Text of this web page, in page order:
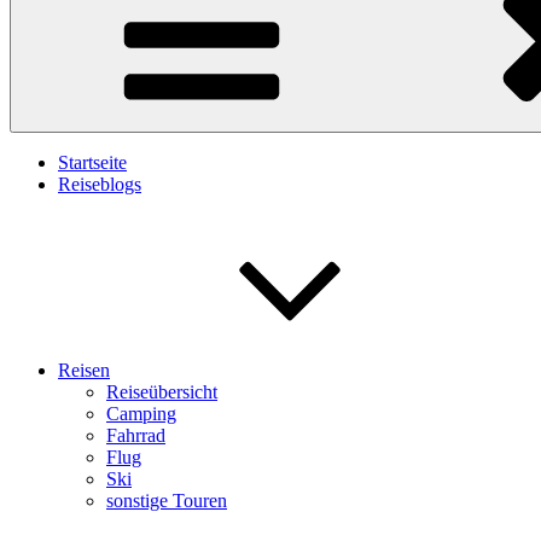
Startseite
Reiseblogs
Reisen
Reiseübersicht
Camping
Fahrrad
Flug
Ski
sonstige Touren